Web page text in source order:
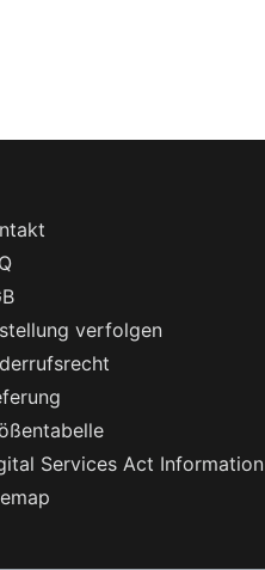
verfolgen
Services Act Information